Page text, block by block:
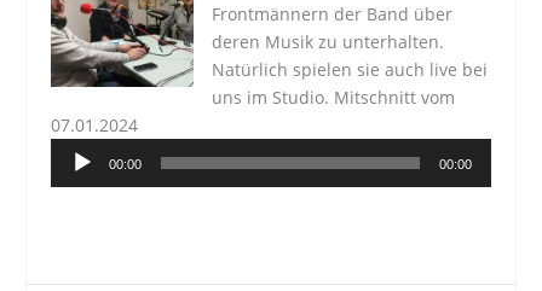
Frontmännern der Band über
deren Musik zu unterhalten.
Natürlich spielen sie auch live bei
uns im Studio. Mitschnitt vom
07.01.2024
Audio-
00:00 00:00